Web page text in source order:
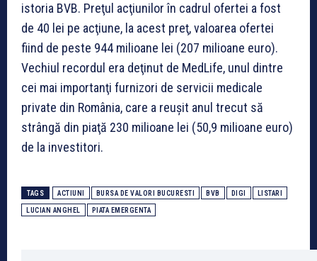
istoria BVB. Preţul acţiunilor în cadrul ofertei a fost
de 40 lei pe acţiune, la acest preţ, valoarea ofertei
fiind de peste 944 milioane lei (207 milioane euro).
Vechiul recordul era deţinut de MedLife, unul dintre
cei mai importanţi furnizori de servicii medicale
private din România, care a reuşit anul trecut să
strângă din piaţă 230 milioane lei (50,9 milioane euro)
de la investitori.
TAGS ACTIUNI BURSA DE VALORI BUCURESTI BVB DIGI LISTARI
LUCIAN ANGHEL PIATA EMERGENTA